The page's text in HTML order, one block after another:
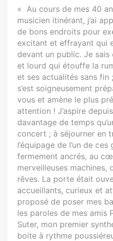
« Au cours de mes 40
musicien itinérant, j’ai
de bons endroits pour
excitant et effrayant qui
devant un public. Je sais
et lourd qui étouffe la
et ses actualités sans fin
s’est soigneusement
vous et amène le plus
attention ! J’aspire
davantage de temps
concert ; à séjourner en
l’équipage de l’un de
fermement ancrés, au
merveilleuses machines,
rêves. La porte était
accueillants, curieux et
proposé de poser mes
les paroles de mes amis
Suter, mon premier
boite à rythme